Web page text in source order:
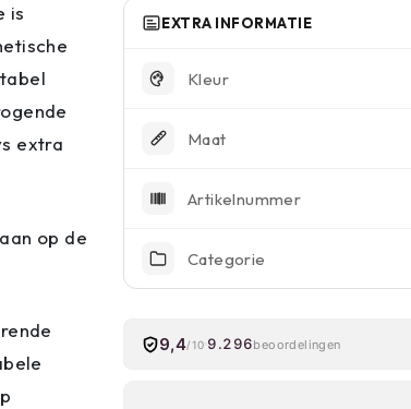
is
extra
op de
EXTRA INFORMATIE
Kleur
Maat
Artikelnummer
Categorie
9,4/10 9.296beoordelingen